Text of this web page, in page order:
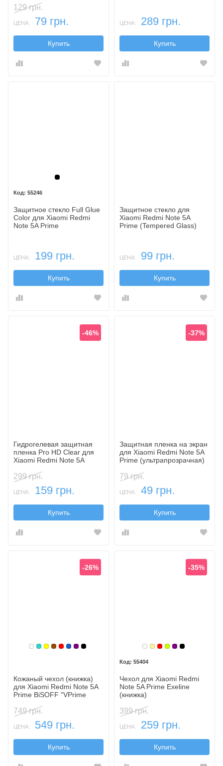
129 грн.
ЦЕНА: 79 грн.
Купить
ЦЕНА: 289 грн.
Купить
Черный
55246
Защитное стекло Full Glue
Color для Xiaomi Redmi
Note 5A Prime
ЦЕНА: 199 грн.
Купить
Защитное стекло для
Xiaomi Redmi Note 5A
Prime (Tempered Glass)
ЦЕНА: 99 грн.
Купить
-46%
Гидрогелевая защитная
пленка Pro HD Clear для
Xiaomi Redmi Note 5A
299 грн.
ЦЕНА: 159 грн.
Купить
-37%
Защитная пленка на экран
для Xiaomi Redmi Note 5A
Prime (ультрапрозрачная)
79 грн.
ЦЕНА: 49 грн.
Купить
Белый
Бирюзовый
Желтый
Коричневый
Красный
Синий, темный
Фиолетовый, темный
Черный
-26%
Кожаный чехол (книжка)
для Xiaomi Redmi Note 5A
Prime BiSOFF "VPrime
подставки)
749 грн.
ЦЕНА: 549 грн.
Купить
Белый
Золотой
Красный
Лайм
Фиолетовый,
Черный
-35%
55404
Чехол для Xiaomi Redmi
Note 5A Prime Exeline
(книжка)
399 грн.
ЦЕНА: 259 грн.
Купить